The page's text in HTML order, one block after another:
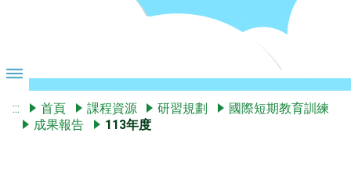
::: 首頁 課程資源 研習規劃
國際短期教育訓練
成果報告
113年度